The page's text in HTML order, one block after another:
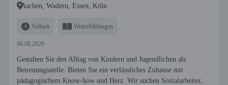
Aachen, Wadern, Essen, Köln
Vollzeit Weiterbildungen
06.08.2026
Gestalten Sie den Alltag von Kindern und Jugendlichen als
Betreuungsstelle. Bieten Sie ein verlässliches Zuhause mit
pädagogischem Know-how und Herz. Wir suchen Sozialarbeiter,